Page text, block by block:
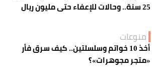
25 سنة.. وحالات للإعفاء حتى مليون ريال
منوعات
أخذ 10 خواتم وسلسلتين.. كيف سرق فأر
«متجر مجوهرات»؟